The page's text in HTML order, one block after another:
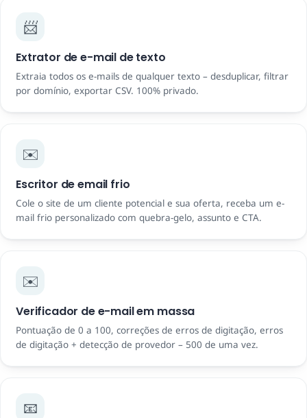
📨
Extrator de e-mail de texto
Extraia todos os e-mails de qualquer texto – desduplicar, filtrar
por domínio, exportar CSV. 100% privado.
✉️
Escritor de email frio
Cole o site de um cliente potencial e sua oferta, receba um e-
mail frio personalizado com quebra-gelo, assunto e CTA.
✉️
Verificador de e-mail em massa
Pontuação de 0 a 100, correções de erros de digitação, erros
de digitação + detecção de provedor – 500 de uma vez.
📧